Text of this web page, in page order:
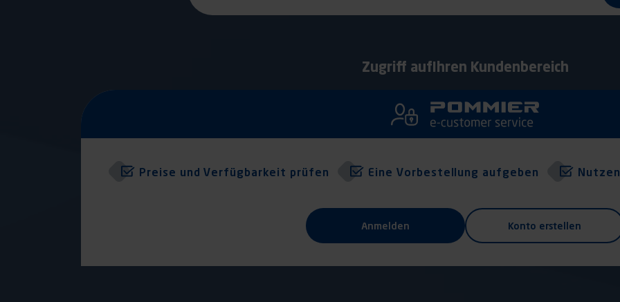
Zugriff aufIhren Kundenbereich
Preise und Verfügbarkeit prüfen Eine Vorbestellung aufgeben
Anmelden Konto erstellen